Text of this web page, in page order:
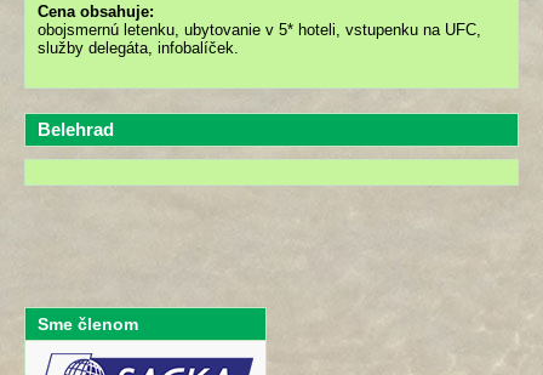
Cena obsahuje:
obojsmernú letenku, ubytovanie v 5* hoteli, vstupenku na UFC,
služby delegáta, infobalíček.
Belehrad
Sme členom